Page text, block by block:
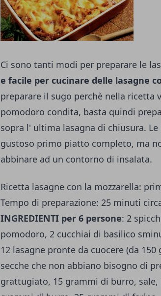
Ci sono tanti modi per preparare le
e facile per cucinare delle lasagne
preparare il sugo perchè nella ricetta
pomodoro condita, basta quindi
sopra l' ultima lasagna di chiusura.
gustoso primo piatto completo, ma
abbinare ad un contorno di insalata.
Ricetta lasagne con la mozzarella:
Tempo di preparazione: 25 minuti
INGREDIENTI per 6 persone: 2
pomodoro, 2 cucchiai di basilico
12 lasagne pronte da cuocere (da
secche che non abbiano bisogno di
grattugiato, 15 grammi di burro, sale,